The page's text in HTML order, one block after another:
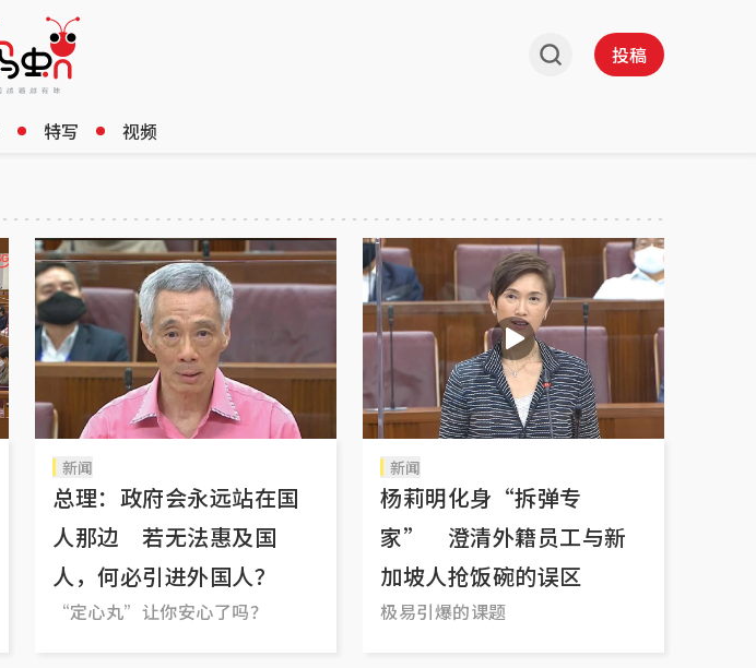
投稿
特写 视频
新闻
总理：政府会永远站在国
人那边 若无法惠及国
人，何必引进外国人？
“定心丸”让你安心了吗？
新闻
杨莉明化身“拆弹专
家” 澄清外籍员工与新
加坡人抢饭碗的误区
极易引爆的课题